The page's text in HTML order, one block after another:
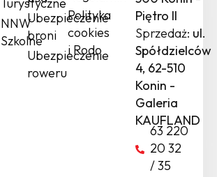
NNW
Szkolne
Ubezpieczenie
broni
Ubezpieczenie
roweru
Polityka
cookies
i Rodo
Piętro II
Sprzedaż: ul.
Spółdzielców
4, 62-510
Konin -
Galeria
KAUFLAND
63 220
20 32
/ 35